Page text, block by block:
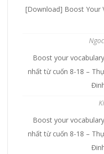
[Download] Boost Your
Boost your
nhất từ cuốn 8-18 –
Boost your
nhất từ cuốn 8-18 –